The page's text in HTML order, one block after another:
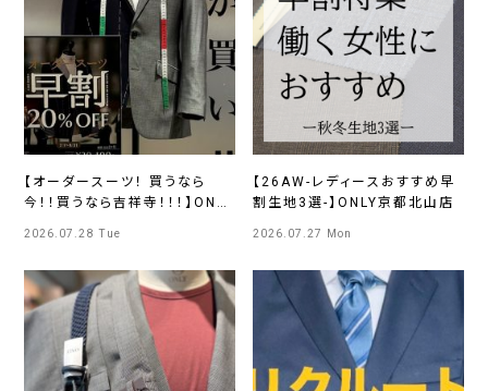
【オーダースーツ！ 買うなら
今！！買うなら吉祥寺！！！】ONLY
2026.07.28 Tue
【26AW-レディースおすすめ早
割生地3選-】ONLY京都北山店
2026.07.27 Mon